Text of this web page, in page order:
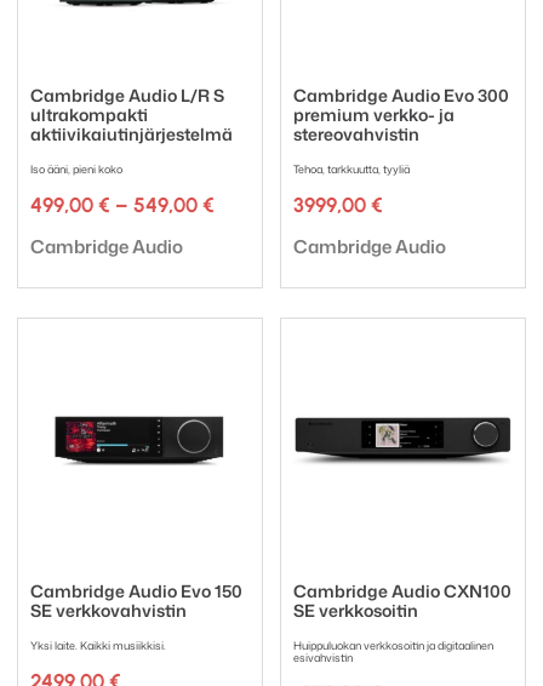
Cambridge Audio L/R S
ultrakompakti
aktiivikaiutinjärjestelmä
Iso ääni, pieni koko
499,00 € – 549,00 € Hintaluokka:
Tuotemerkki:
Cambridge Audio
Cambridge Audio Evo 300
premium verkko- ja
stereovahvistin
Tehoa, tarkkuutta, tyyliä
3999,00 €
Tuotemerkki:
Cambridge Audio
Cambridge Audio Evo 150
SE verkkovahvistin
Yksi laite. Kaikki musiikkisi.
2499,00 €
Cambridge Audio CXN100
SE verkkosoitin
Huippuluokan verkkosoitin ja digitaalinen
esivahvistin